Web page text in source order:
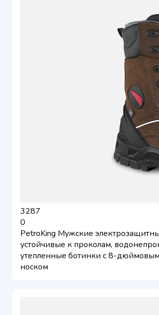
3287
0
PetroKing Мужские
устойчивые к проколам,
утепленные ботинки с 8-
носком